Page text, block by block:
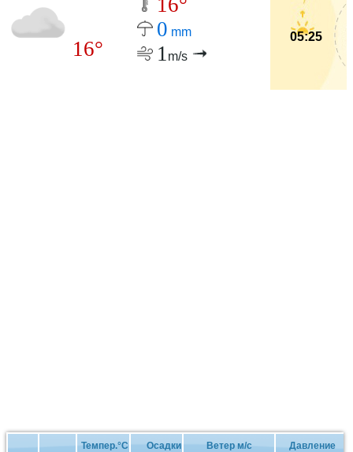
16°
0 mm
1 m/s
05:25
Темпер.°C Осадки Ветер м/с Давление